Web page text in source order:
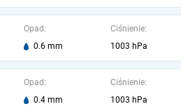
Opad:
0.6 mm
Ciśnienie:
1003 hPa
Opad:
0.4 mm
Ciśnienie:
1003 hPa